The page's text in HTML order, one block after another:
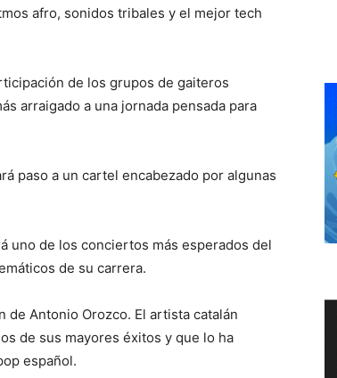
afro, sonidos tribales y el mejor tech
de los grupos de gaiteros
arraigado a una jornada pensada para
paso a un cartel encabezado por algunas
uno de los conciertos más esperados del
de su carrera.
de Antonio Orozco. El artista catalán
de sus mayores éxitos y que lo ha
español.